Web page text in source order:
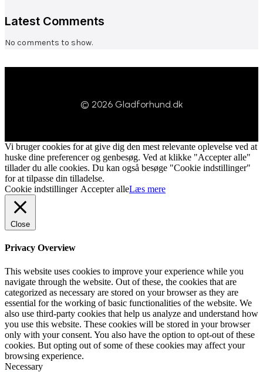
Latest Comments
No comments to show.
© 2026 Gladforhund.dk
Vi bruger cookies for at give dig den mest relevante oplevelse ved at
huske dine preferencer og genbesøg. Ved at klikke "Accepter alle"
tillader du alle cookies. Du kan også besøge "Cookie indstillinger"
for at tilpasse din tilladelse.
Cookie indstillinger Accepter alleLæs mere
Close
Privacy Overview
This website uses cookies to improve your experience while you
navigate through the website. Out of these, the cookies that are
categorized as necessary are stored on your browser as they are
essential for the working of basic functionalities of the website. We
also use third-party cookies that help us analyze and understand how
you use this website. These cookies will be stored in your browser
only with your consent. You also have the option to opt-out of these
cookies. But opting out of some of these cookies may affect your
browsing experience.
Necessary